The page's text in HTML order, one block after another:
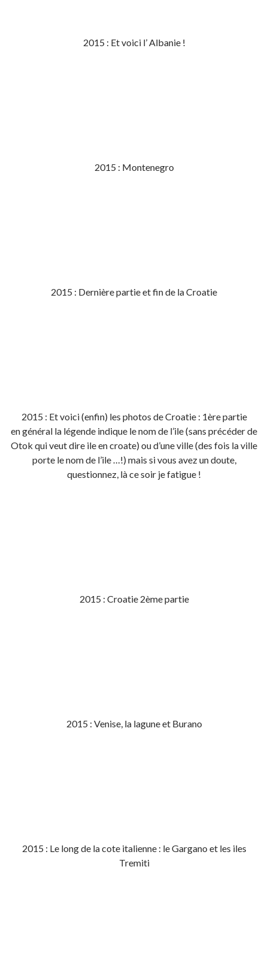
2015 : Et voici l’ Albanie !
2015 : Montenegro
2015 : Dernière partie et fin de la Croatie
2015 : Et voici (enfin) les photos de Croatie : 1ère partie
en général la légende indique le nom de l’ile (sans précéder de
Otok qui veut dire ile en croate) ou d’une ville (des fois la ville
porte le nom de l’ile …!) mais si vous avez un doute,
questionnez, là ce soir je fatigue !
2015 : Croatie 2ème partie
2015 : Venise, la lagune et Burano
2015 : Le long de la cote italienne : le Gargano et les iles
Tremiti